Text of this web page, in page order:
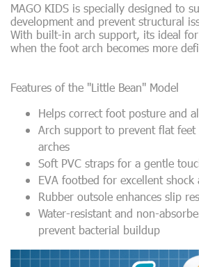
MAGO KIDS is specially designed to
development and prevent structural
With built-in arch support, its ideal
when the foot arch becomes more
Features of the "Little Bean" Model
Helps correct foot posture and
Arch support to prevent flat
arches
Soft PVC straps for a gentle
EVA footbed for excellent shock
Rubber outsole enhances slip
Water-resistant and non-
prevent bacterial buildup